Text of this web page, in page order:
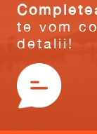
te vom
detalii!